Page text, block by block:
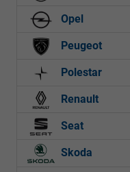
Opel
Peugeot
Polestar
Renault
Seat
Skoda